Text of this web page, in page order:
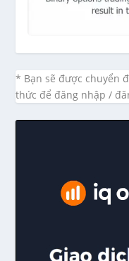
* Bạn sẽ được chuyển
thức để đăng nhập /